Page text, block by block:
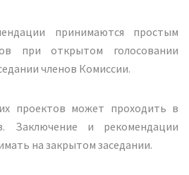
принимаются простым
при открытом голосовании
членов Комиссии.
проектов может проходить в
Заключение и рекомендации
на закрытом заседании.